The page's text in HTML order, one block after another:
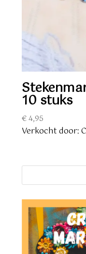
10 stuks
€4,95
Verkocht door: